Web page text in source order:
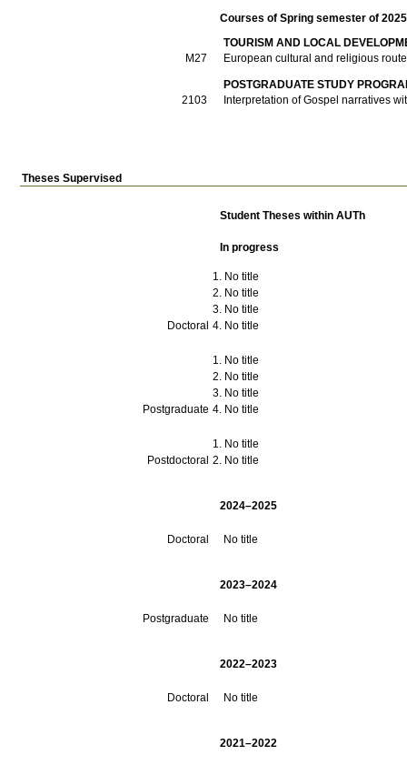
Courses of Spring semester of
TOURISM AND LOCAL
Μ27
European cultural and religious
POSTGRADUATE STUDY
2103
Interpretation of Gospel narratives
Theses Supervised
Student Theses within AUTh
In progress
Doctoral
No title
No title
No title
No title
Postgraduate
No title
No title
No title
No title
Postdoctoral
No title
No title
2024–2025
Doctoral No title
2023–2024
Postgraduate No title
2022–2023
Doctoral No title
2021–2022